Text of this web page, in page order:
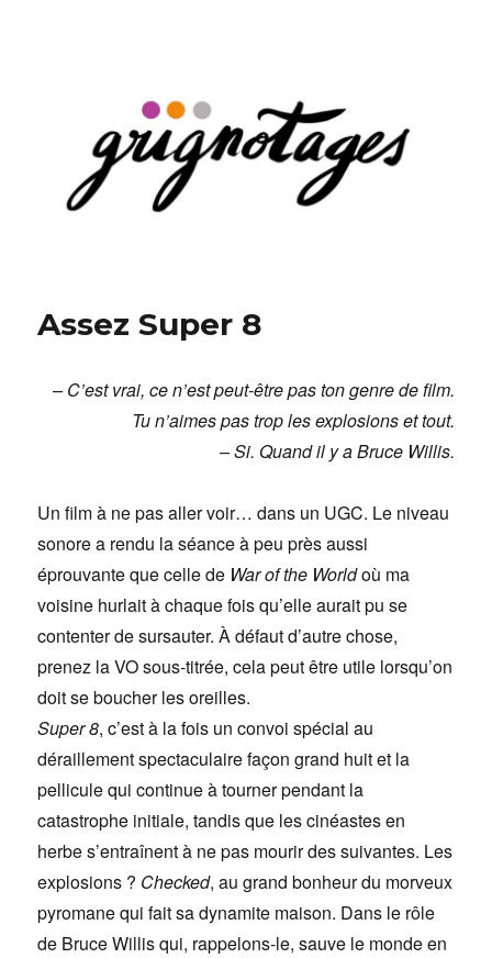
Assez Super 8
– C’est vrai, ce n’est peut-être pas ton genre de film.
Tu n’aimes pas trop les explosions et tout.
– Si. Quand il y a Bruce Willis.
Un film à ne pas aller voir… dans un UGC. Le niveau
sonore a rendu la séance à peu près aussi
éprouvante que celle de War of the Worldoù ma
voisine hurlait à chaque fois qu’elle aurait pu se
contenter de sursauter. À défaut d’autre chose,
prenez la VO sous-titrée, cela peut être utile lorsqu’on
doit se boucher les oreilles.
Super 8, c’est à la fois un convoi spécial au
déraillement spectaculaire façon grand huit et la
pellicule qui continue à tourner pendant la
catastrophe initiale, tandis que les cinéastes en
herbe s’entraînent à ne pas mourir des suivantes. Les
explosions ? Checked, au grand bonheur du morveux
pyromane qui fait sa dynamite maison. Dans le rôle
de Bruce Willis qui, rappelons-le, sauve le monde en